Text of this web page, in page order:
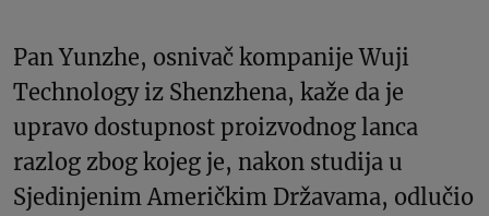
Pan Yunzhe, osnivač kompanije Wuji
Technology iz Shenzhena, kaže da je
upravo dostupnost proizvodnog lanca
razlog zbog kojeg je, nakon studija u
Sjedinjenim Američkim Državama, odlučio